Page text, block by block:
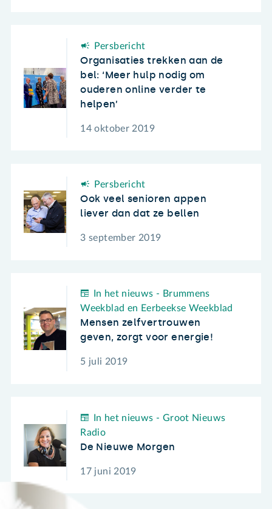
Persbericht
Organisaties trekken aan de
bel: ‘Meer hulp nodig om
ouderen online verder te
helpen’
14 oktober 2019
Persbericht
Ook veel senioren appen
liever dan dat ze bellen
3 september 2019
In het nieuws - Brummens
Weekblad en Eerbeekse Weekblad
Mensen zelfvertrouwen
geven, zorgt voor energie!
5 juli 2019
In het nieuws - Groot Nieuws
Radio
De Nieuwe Morgen
17 juni 2019